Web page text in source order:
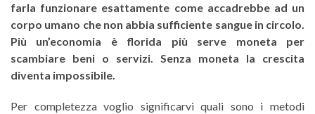
farla funzionare esattamente come accadrebbe ad un
corpo umano che non abbia sufficiente sangue in circolo.
Più un’economia è florida più serve moneta per
scambiare beni o servizi. Senza moneta la crescita
diventa impossibile.
Per completezza voglio significarvi quali sono i metodi